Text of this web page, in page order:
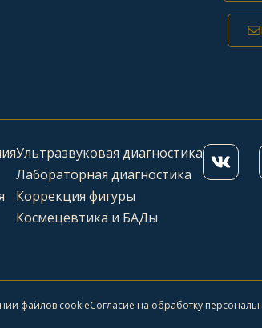
Ультразвуковая диагностика
Лабораторная диагностика
Коррекция фигуры
Космецевтика и БАДы
файлов cookieСогласие на обработку